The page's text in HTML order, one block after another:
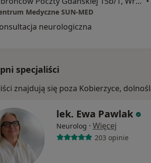
Medyczne SUN-MED
neurologiczna
specjaliści
znajdują się poza Kobierzyce,
lek. Ewa Pawlak
Neurolog · Więcej
203 opinie